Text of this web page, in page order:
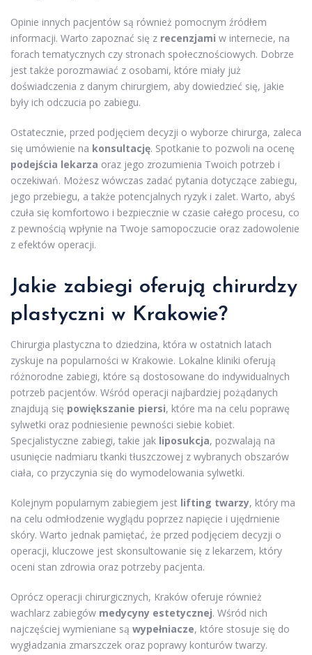
Opinie innych pacjentów są również pomocnym źródłem
informacji. Warto zapoznać się z recenzjami w internecie, na
forach tematycznych czy stronach społecznościowych. Dobrze
jest także porozmawiać z osobami, które miały już
doświadczenia z danym chirurgiem, aby dowiedzieć się, jakie
były ich odczucia po zabiegu.
Ostatecznie, przed podjęciem decyzji o wyborze chirurga, zaleca
się umówienie na konsultację. Spotkanie to pozwoli na ocenę
podejścia lekarza oraz jego zrozumienia Twoich potrzeb i
oczekiwań. Możesz wówczas zadać pytania dotyczące zabiegu,
jego przebiegu, a także potencjalnych ryzyk i zalet. Warto, abyś
czuła się komfortowo i bezpiecznie w czasie całego procesu, co
z pewnością wpłynie na Twoje samopoczucie oraz zadowolenie
z efektów operacji.
Jakie zabiegi oferują chirurdzy
plastyczni w Krakowie?
Chirurgia plastyczna to dziedzina, która w ostatnich latach
zyskuje na popularności w Krakowie. Lokalne kliniki oferują
różnorodne zabiegi, które są dostosowane do indywidualnych
potrzeb pacjentów. Wśród operacji najbardziej pożądanych
znajdują się powiększanie piersi, które ma na celu poprawę
sylwetki oraz podniesienie pewności siebie kobiet.
Specjalistyczne zabiegi, takie jak liposukcja, pozwalają na
usunięcie nadmiaru tkanki tłuszczowej z wybranych obszarów
ciała, co przyczynia się do wymodelowania sylwetki.
Kolejnym popularnym zabiegiem jest lifting twarzy, który ma
na celu odmłodzenie wyglądu poprzez napięcie i ujędrnienie
skóry. Warto jednak pamiętać, że przed podjęciem decyzji o
operacji, kluczowe jest skonsultowanie się z lekarzem, który
oceni stan zdrowia oraz potrzeby pacjenta.
Oprócz operacji chirurgicznych, Kraków oferuje również
wachlarz zabiegów medycyny estetycznej. Wśród nich
najczęściej wymieniane są wypełniacze, które stosuje się do
wygładzania zmarszczek oraz poprawy konturów twarzy.